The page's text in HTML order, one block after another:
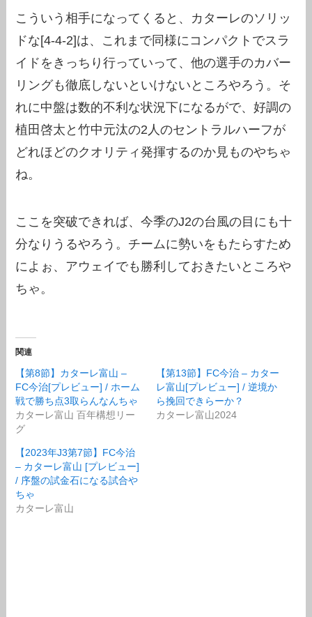
こういう相手になってくると、カターレのソリッ
ドな[4-4-2]は、これまで同様にコンパクトでスラ
イドをきっちり行っていって、他の選手のカバー
リングも徹底しないといけないところやろう。そ
れに中盤は数的不利な状況下になるがで、好調の
植田啓太と竹中元汰の2人のセントラルハーフが
どれほどのクオリティ発揮するのか見ものやちゃ
ね。
ここを突破できれば、今季のJ2の台風の目にも十
分なりうるやろう。チームに勢いをもたらすため
によぉ、アウェイでも勝利しておきたいところや
ちゃ。
関連
【第8節】カターレ富山 –
FC今治[プレビュー] / ホーム
戦で勝ち点3取らんなんちゃ
カターレ富山 百年構想リー
グ
【第13節】FC今治 – カター
レ富山[プレビュー] / 逆境か
ら挽回できらーか？
カターレ富山2024
【2023年J3第7節】FC今治
– カターレ富山 [プレビュー]
/ 序盤の試金石になる試合や
ちゃ
カターレ富山